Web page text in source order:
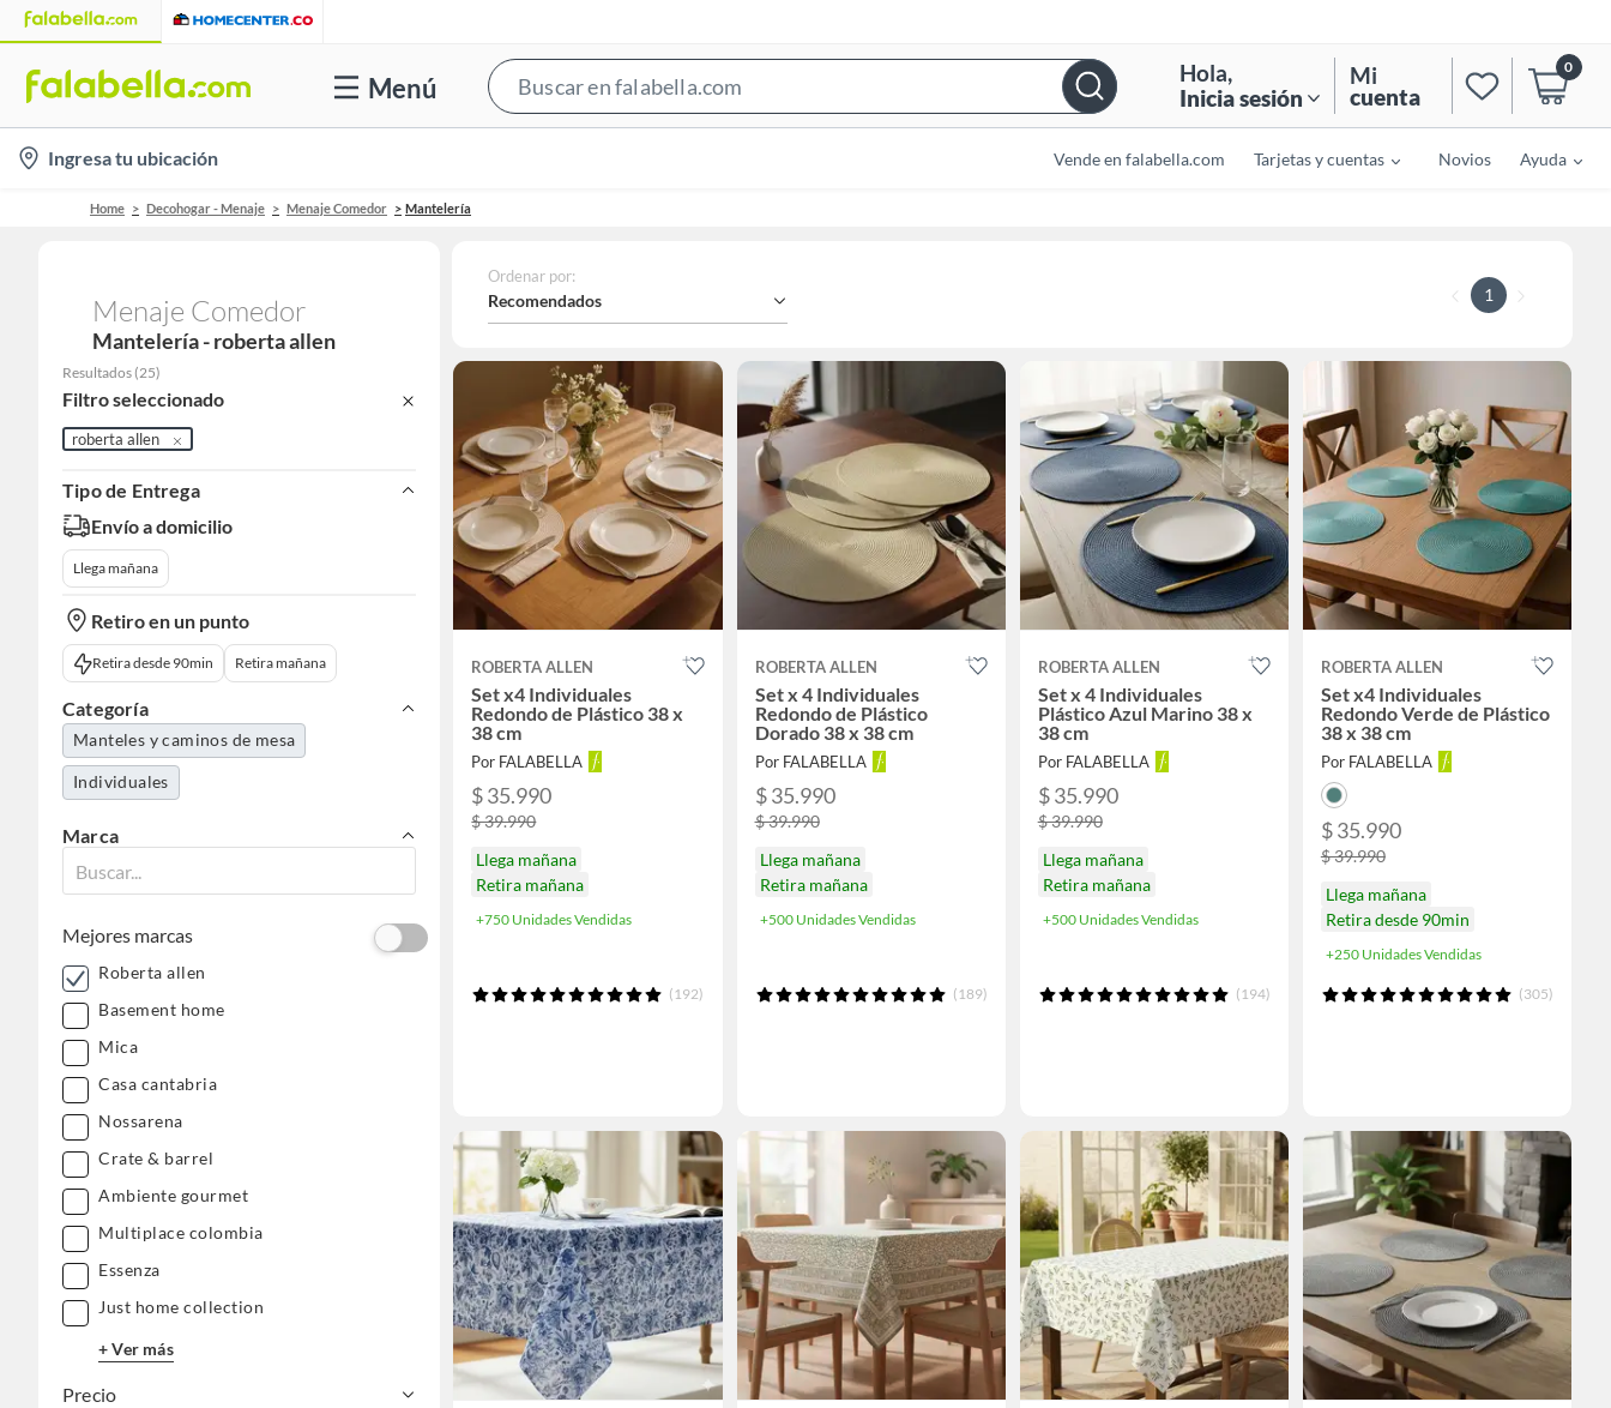
Menú
Bar
Hola,
Inicia sesión
Mi
cuenta
0
location-
icon
Ingresa tu ubicación Vende en falabella.com Tarjetas y cuentas Novios Ayuda
Home Decohogar - Menaje Menaje Comedor Mantelería
Menaje Comedor
Mantelería - roberta allen
Resultados (25)
Filtro seleccionado
roberta allen
Tipo de Entrega
Envío a domicilio
Llega mañana
Retiro en un punto
Retira desde 90min Retira mañana
Categoría
Manteles y caminos de mesa
Individuales
Marca
Mejores marcas
Roberta allen
Basement home
Mica
Casa cantabria
Nossarena
Crate & barrel
Ambiente gourmet
Multiplace colombia
Essenza
Just home collection
+ Ver más
Precio
Ordenar por:
Recomendados 1
ROBERTA ALLEN
Set x4 Individuales
Redondo de Plástico 38 x
38 cm
Por FALABELLA
$ 35.990
$ 39.990
Llega mañana
Retira mañana
+750 Unidades Vendidas
(192)
ROBERTA ALLEN
Set x 4 Individuales
Redondo de Plástico
Dorado 38 x 38 cm
Por FALABELLA
$ 35.990
$ 39.990
Llega mañana
Retira mañana
+500 Unidades Vendidas
(189)
ROBERTA ALLEN
Set x 4 Individuales
Plástico Azul Marino 38 x
38 cm
Por FALABELLA
$ 35.990
$ 39.990
Llega mañana
Retira mañana
+500 Unidades Vendidas
(194)
ROBERTA ALLEN
Set x4 Individuales
Redondo Verde de Plástico
38 x 38 cm
Por FALABELLA
$ 35.990
$ 39.990
Llega mañana
Retira desde 90min
+250 Unidades Vendidas
(305)